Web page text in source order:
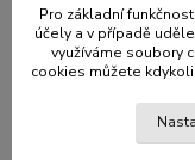
Pro základní
účely a v případě
využíváme soubory
cookies můžete